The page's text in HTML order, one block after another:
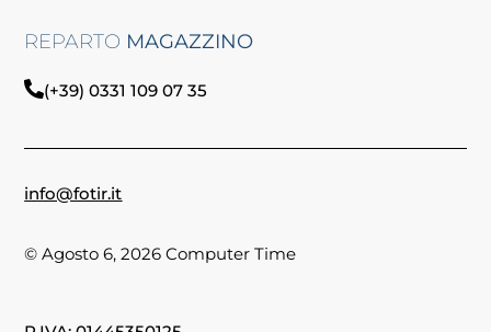
REPARTO MAGAZZINO
(+39) 0331 109 07 35
info@fotir.it
© Agosto 6, 2026 Computer Time